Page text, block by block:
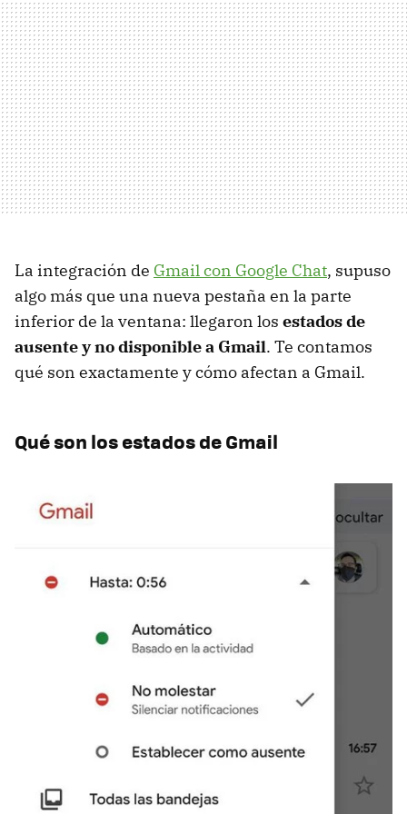
La integración de Gmail con Google Chat, supuso
algo más que una nueva pestaña en la parte
inferior de la ventana: llegaron los estados de
ausente y no disponible a Gmail. Te contamos
qué son exactamente y cómo afectan a Gmail.
Qué son los estados de Gmail